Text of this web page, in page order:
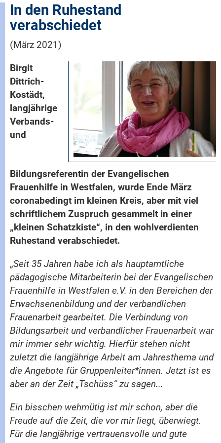
In den Ruhestand
verabschiedet
(März 2021)
Birgit
Dittrich-
Kostädt,
langjährige
Verbands-
und
Bildungsreferentin der Evangelischen
Frauenhilfe in Westfalen, wurde Ende März
coronabedingt im kleinen Kreis, aber mit viel
schriftlichem Zuspruch gesammelt in einer
„kleinen Schatzkiste“, in den wohlverdienten
Ruhestand verabschiedet.
„Seit 35 Jahren habe ich als hauptamtliche
pädagogische Mitarbeiterin bei der Evangelischen
Frauenhilfe in Westfalen e.V. in den Bereichen der
Erwachsenenbildung und der verbandlichen
Frauenarbeit gearbeitet. Die Verbindung von
Bildungsarbeit und verbandlicher Frauenarbeit war
mir immer sehr wichtig. Hierfür stehen nicht
zuletzt die langjährige Arbeit am Jahresthema und
die Angebote für Gruppenleiter*innen. Jetzt ist es
aber an der Zeit „Tschüss“ zu sagen...
Ein bisschen wehmütig ist mir schon, aber die
Freude auf die Zeit, die vor mir liegt, überwiegt.
Für die langjährige vertrauensvolle und gute